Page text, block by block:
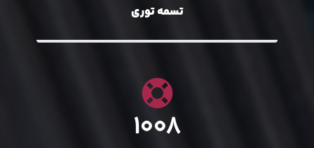
تسمه توری
1200